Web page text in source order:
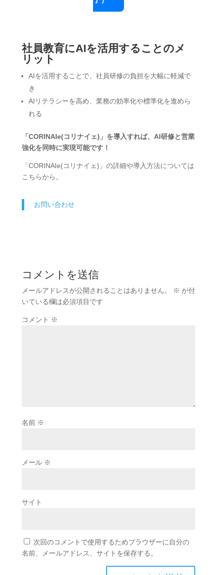
社員教育にAIを活用することのメ
リット
AIを活用することで、社員研修の負担を大幅に軽減で
き
AIリテラシーを高め、業務の効率化や標準化を進めら
れる
「CORINAIe(コリナイェ)」を導入すれば、AI研修と営業
強化を同時に実現可能です！
「CORINAIe(コリナイェ)」の詳細や導入方法については
こちらから。
お問い合わせ
コメントを送信
メールアドレスが公開されることはありません。 ※ が付
いている欄は必須項目です
コメント ※
名前 ※
メール ※
サイト
次回のコメントで使用するためブラウザーに自分の
名前、メールアドレス、サイトを保存する。